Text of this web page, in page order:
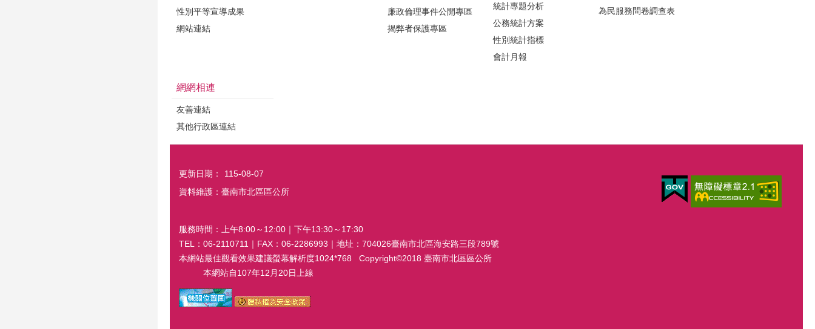
性別平等宣導成果
網站連結
廉政倫理事件公開專區
揭弊者保護專區
統計專題分析
公務統計方案
性別統計指標
會計月報
為民服務問卷調查表
網網相連
友善連結
其他行政區連結
更新日期：
115-08-07
資料維護：臺南市北區區公所
服務時間：上午8:00～12:00｜下午13:30～17:30
TEL：06-2110711｜FAX：06-2286993｜地址：704026臺南市北區海安路三段789號
本網站最佳觀看效果建議螢幕解析度1024*768 Copyright©2018 臺南市北區區公所
本網站自107年12月20日上線